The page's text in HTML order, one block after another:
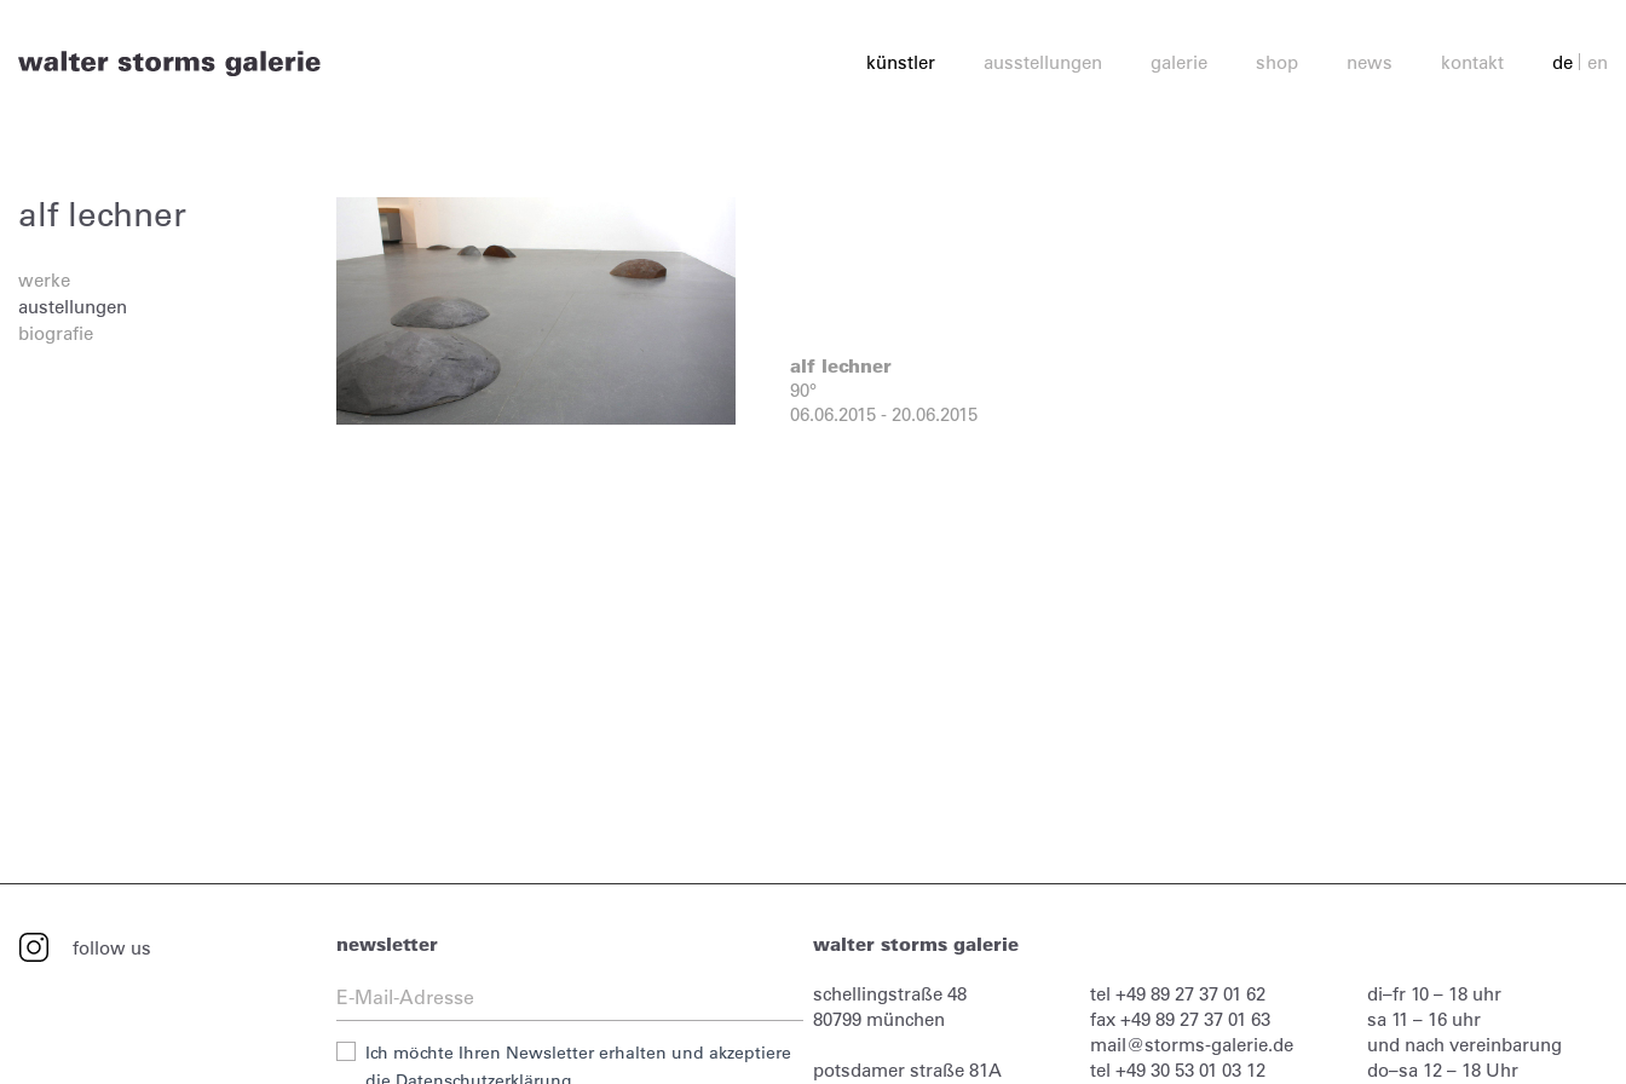
content
künstler ausstellungen galerie shop news kontakt de en
alf lechner
werke
austellungen
biografie
alf lechner
90°
06.06.2015 - 20.06.2015
follow us newsletter
Ich möchte Ihren Newsletter erhalten und akzeptiere
walter storms galerie
schellingstraße 48
80799 münchen
tel +49 89 27 37 01 62
fax +49 89 27 37 01 63
mail@storms-galerie.de
di–fr 10 – 18 uhr
sa 11 – 16 uhr
und nach vereinbarung
potsdamer straße 81A
tel +49 30 53 01 03 12 do–sa 12 – 18 Uhr